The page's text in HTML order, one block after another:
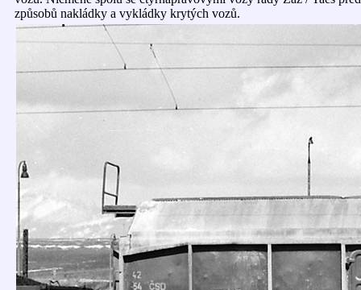
způsobů nakládky a vykládky krytých vozů.